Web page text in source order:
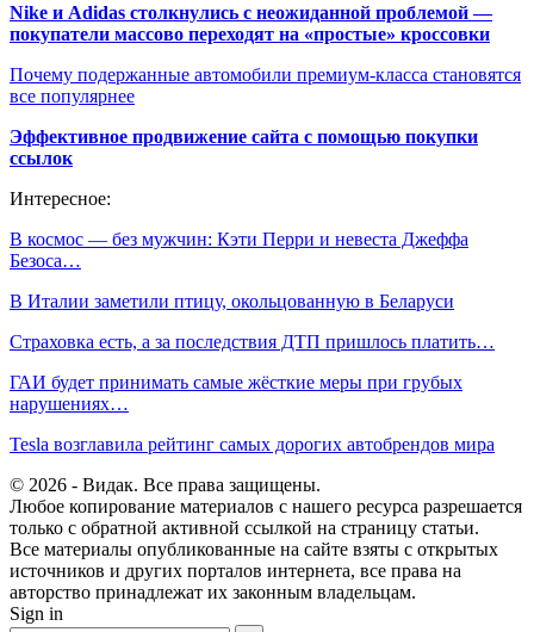
Nike и Adidas столкнулись с неожиданной проблемой —
покупатели массово переходят на «простые» кроссовки
Почему подержанные автомобили премиум-класса становятся
все популярнее
Эффективное продвижение сайта с помощью покупки
ссылок
Интересное:
В космос — без мужчин: Кэти Перри и невеста Джеффа
Безоса…
В Италии заметили птицу, окольцованную в Беларуси
Страховка есть, а за последствия ДТП пришлось платить…
ГАИ будет принимать самые жёсткие меры при грубых
нарушениях…
Tesla возглавила рейтинг самых дорогих автобрендов мира
© 2026 - Видак. Все права защищены.
Любое копирование материалов с нашего ресурса разрешается
только с обратной активной ссылкой на страницу статьи.
Все материалы опубликованные на сайте взяты с открытых
источников и других порталов интернета, все права на
авторство принадлежат их законным владельцам.
Sign in